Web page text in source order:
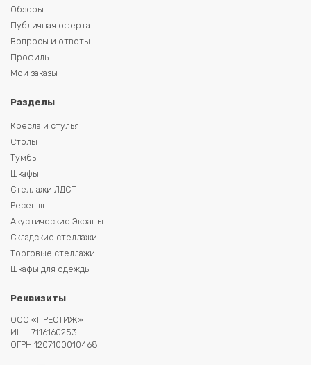
Обзоры
Публичная оферта
Вопросы и ответы
Профиль
Мои заказы
Разделы
Кресла и стулья
Столы
Тумбы
Шкафы
Стеллажи ЛДСП
Ресепшн
Акустические Экраны
Складские стеллажи
Торговые стеллажи
Шкафы для одежды
Реквизиты
ООО «ПРЕСТИЖ»
ИНН 7116160253
ОГРН 1207100010468